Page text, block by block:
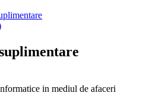
in mediul de afaceri